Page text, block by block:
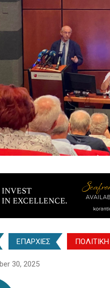
ΕΠΑΡΧΙΕΣ ΠΟΛΙΤΙΚΗ
30, 2025